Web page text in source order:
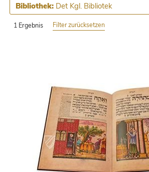
1 Ergebnis
Bibliothek: Det Kgl. Bibliotek
Filter zurücksetzen